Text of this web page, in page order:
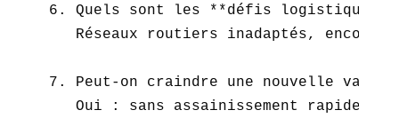
6. Quels sont les **défis
Réseaux routiers inadaptés,
7. Peut-on craindre une nouvelle
Oui : sans assainissement rapide,